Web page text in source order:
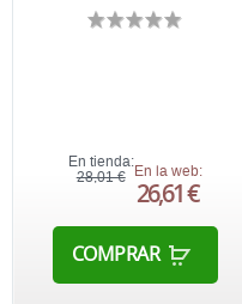
En tienda:
28,01 € En la web:
26,61 €
COMPRAR